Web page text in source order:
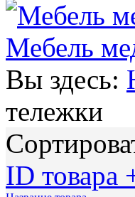
Мебель
Вы здесь:
тележки
ID товара